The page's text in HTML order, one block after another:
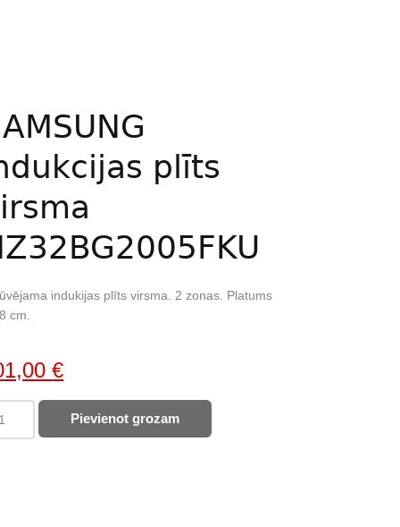
plīts
indukijas plīts virsma. 2 zonas. Platums
cm.
€Current
price
is:
Pievienot grozam